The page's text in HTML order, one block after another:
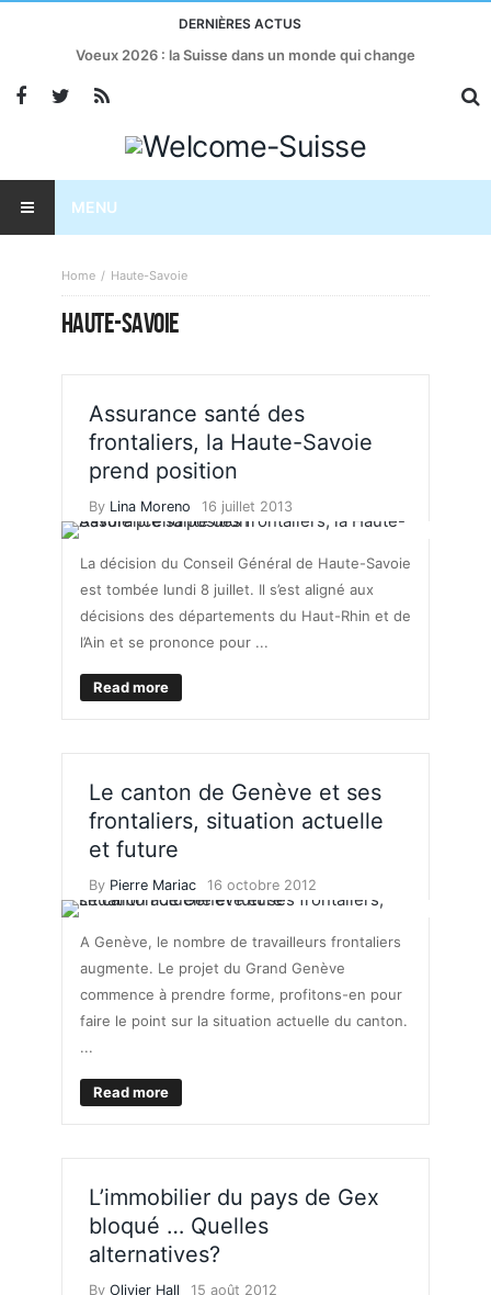
DERNIÈRES ACTUS
Voeux 2026 : la Suisse dans un monde qui change
MENU
Home Haute-Savoie
HAUTE-SAVOIE
Assurance santé des
frontaliers, la Haute-Savoie
prend position
By Lina Moreno 16 juillet 2013
La décision du Conseil Général de Haute-Savoie
est tombée lundi 8 juillet. Il s’est aligné aux
décisions des départements du Haut-Rhin et de
l’Ain et se prononce pour ...
Read more
Le canton de Genève et ses
frontaliers, situation actuelle
et future
By Pierre Mariac 16 octobre 2012
A Genève, le nombre de travailleurs frontaliers
augmente. Le projet du Grand Genève
commence à prendre forme, profitons-en pour
faire le point sur la situation actuelle du canton.
...
Read more
L’immobilier du pays de Gex
bloqué … Quelles
alternatives?
By Olivier Hall 15 août 2012